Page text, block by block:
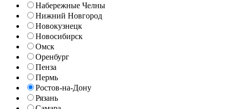
Набережные Челны
Нижний Новгород
Новокузнецк
Новосибирск
Омск
Оренбург
Пенза
Пермь
Ростов-на-Дону
Рязань